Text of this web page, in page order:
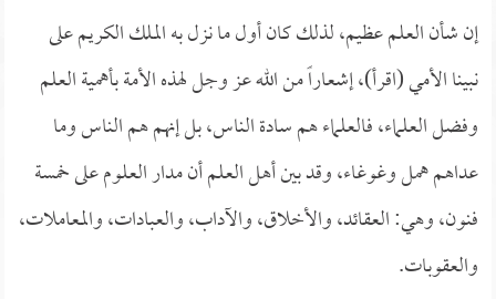
إن شأن العلم عظيم، لذلك كان أول ما نزل به الملك الكريم على
نبينا الأمي (اقرأ)، إشعاراً من الله عز وجل لهذه الأمة بأهمية العلم
وفضل العلماء، فالعلماء هم سادة الناس، بل إنهم هم الناس وما
عداهم همل وغوغاء، وقد بين أهل العلم أن مدار العلوم على خمسة
فنون، وهي: العقائد، والأخلاق، والآداب، والعبادات، والمعاملات،
والعقوبات.